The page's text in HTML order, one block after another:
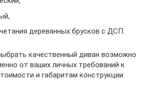
деревянных брусков с ДСП.
качественный диван возможно
от ваших личных требований к
и габаритам конструкции